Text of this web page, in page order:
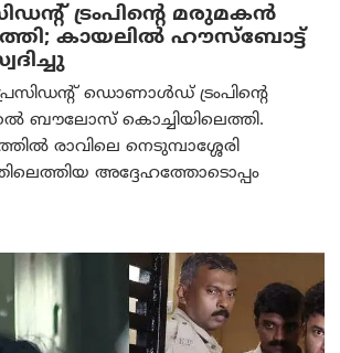
ട്രംപിന്റെ മരുമകൻ
കായലിൽ ഹൗസ്ബോട്ട്
ഡൊണാൾഡ് ട്രംപിന്റെ
ബൗലോസ് കൊച്ചിയിലെത്തി.
രാവിലെ നെടുമ്പാശ്ശേരി
അദ്ദേഹത്തോടൊപ്പം